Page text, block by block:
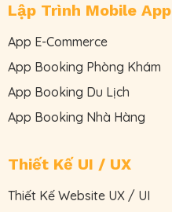
Lập Trình Mobile App
App E-Commerce
App Booking Phòng Khám
App Booking Du Lịch
App Booking Nhà Hàng
Thiết Kế UI / UX
Thiết Kế Website UX / UI